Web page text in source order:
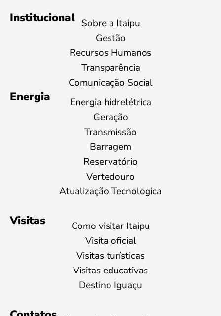
Institucional Sobre a Itaipu
Gestão
Recursos Humanos
Transparência
Comunicação Social
Energia
Energia hidrelétrica
Geração
Transmissão
Barragem
Reservatório
Vertedouro
Atualização Tecnologica
Visitas
Como visitar Itaipu
Visita oficial
Visitas turísticas
Visitas educativas
Destino Iguaçu